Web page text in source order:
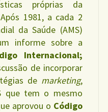
próprias da
1981, a cada 2
da Saúde (AMS)
informe sobre a
Internacional;
de incorporar
de marketing,
que tem o mesmo
aprovou o Código